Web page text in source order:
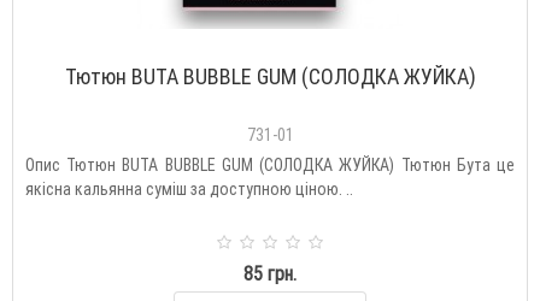
Тютюн BUTA BUBBLE GUM (СОЛОДКА ЖУЙКА)
731-01
Опис Тютюн BUTA BUBBLE GUM (СОЛОДКА ЖУЙКА) Тютюн Бута це
якісна кальянна суміш за доступною ціною. ..
85 грн.